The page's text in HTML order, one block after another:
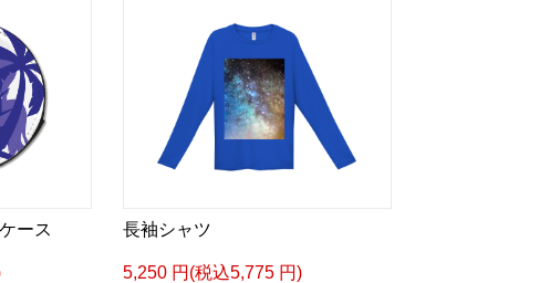
ース 長袖シャツ
5,250 円(税込5,775 円)